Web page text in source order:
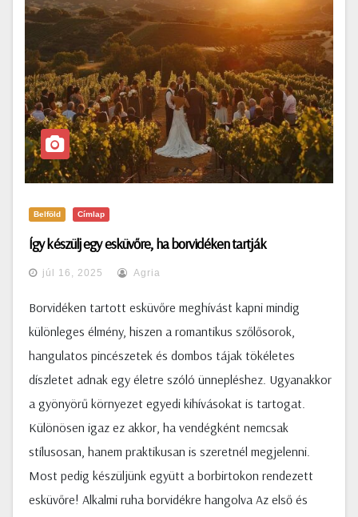
Belföld Címlap
Így készülj egy esküvőre, ha borvidéken tartják
júl 16, 2025 Agria
Borvidéken tartott esküvőre meghívást kapni mindig
különleges élmény, hiszen a romantikus szőlősorok,
hangulatos pincészetek és dombos tájak tökéletes
díszletet adnak egy életre szóló ünnepléshez. Ugyanakkor
a gyönyörű környezet egyedi kihívásokat is tartogat.
Különösen igaz ez akkor, ha vendégként nemcsak
stílusosan, hanem praktikusan is szeretnél megjelenni.
Most pedig készüljünk együtt a borbirtokon rendezett
esküvőre! Alkalmi ruha borvidékre hangolva Az első és